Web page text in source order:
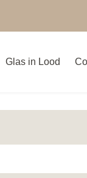
Glas in Lood